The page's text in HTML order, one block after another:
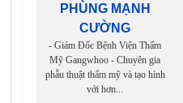
PHÙNG MẠNH
CƯỜNG
- Giám Đốc Bệnh Viện Thẩm
Mỹ Gangwhoo - Chuyên gia
phẫu thuật thẩm mỹ và tạo hình
với hơn...